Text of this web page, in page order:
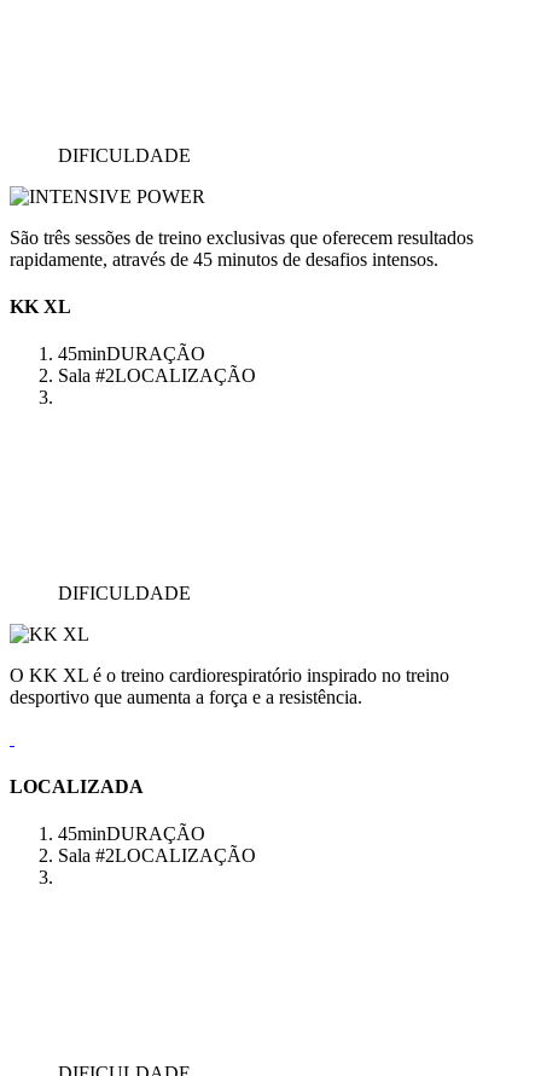
DIFICULDADE
São três sessões de treino exclusivas que oferecem resultados
rapidamente, através de 45 minutos de desafios intensos.
KK XL
45minDURAÇÃO
Sala #2LOCALIZAÇÃO
DIFICULDADE
O KK XL é o treino cardiorespiratório inspirado no treino
desportivo que aumenta a força e a resistência.
LOCALIZADA
45minDURAÇÃO
Sala #2LOCALIZAÇÃO